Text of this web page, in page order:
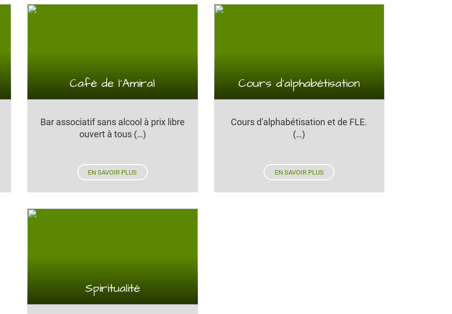
Café de l’Amiral
Bar associatif sans alcool à prix libre
ouvert à tous (…)
EN SAVOIR PLUS
Cours d’alphabétisation
Cours d'alphabétisation et de FLE.
(…)
EN SAVOIR PLUS
Spiritualité